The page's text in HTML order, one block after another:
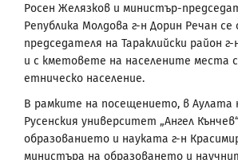
Росен Желязков и министър-
Република Молдова г-н Дорин Речан се
председателя на Тараклийски район
и с кметовете на населените места с
етническо население.
В рамките на посещението, в Аулата
Русенския университет „Ангел
образованието и науката г-н
министъра на образоването и